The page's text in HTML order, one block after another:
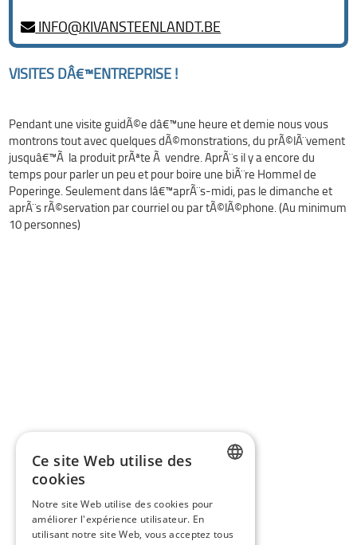
INFO@KIVANSTEENLANDT.BE
VISITES DÂ€™ENTREPRISE !
Pendant une visite guidÃ©e dâ€™une heure et demie nous vous
montrons tout avec quelques dÃ©monstrations, du prÃ©lÃ¨vement
jusquâ€™Ã la produit prÃªte Ã vendre. AprÃ¨s il y a encore du
temps pour parler un peu et pour boire une biÃ¨re Hommel de
Poperinge. Seulement dans lâ€™aprÃ¨s-midi, pas le dimanche et
aprÃ¨s rÃ©servation par courriel ou par tÃ©lÃ©phone. (Au minimum
10 personnes)
FRENCH
Ce site Web utilise des
cookies
Notre site Web utilise des cookies pour
améliorer l'expérience utilisateur. En
utilisant notre site Web, vous acceptez tous